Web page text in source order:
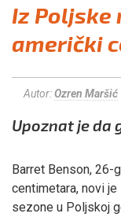
Iz Poljske
američki
Autor:Ozren Maršić
Upoznat je da
Barret Benson, 26-
centimetara, novi
sezone u Poljskoj